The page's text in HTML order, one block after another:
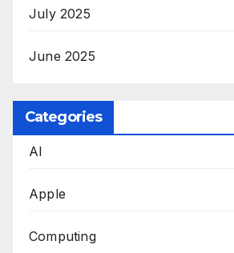
July 2025
June 2025
Categories
AI
Apple
Computing